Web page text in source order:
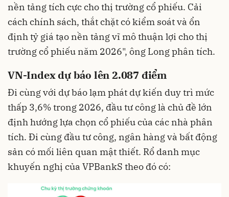
nền tảng tích cực cho thị trường cổ phiếu. Cải
cách chính sách, thắt chặt có kiểm soát và ổn
định tỷ giá tạo nền tảng vĩ mô thuận lợi cho thị
trường cổ phiếu năm 2026", ông Long phân tích.
VN-Index dự báo lên 2.087 điểm
Đi cùng với dự báo lạm phát dự kiến duy trì mức
thấp 3,6% trong 2026, đầu tư công là chủ đề lớn
định hướng lựa chọn cổ phiếu của các nhà phân
tích. Đi cùng đầu tư công, ngân hàng và bất động
sản có mối liên quan mật thiết. Rổ danh mục
khuyến nghị của VPBankS theo đó có: